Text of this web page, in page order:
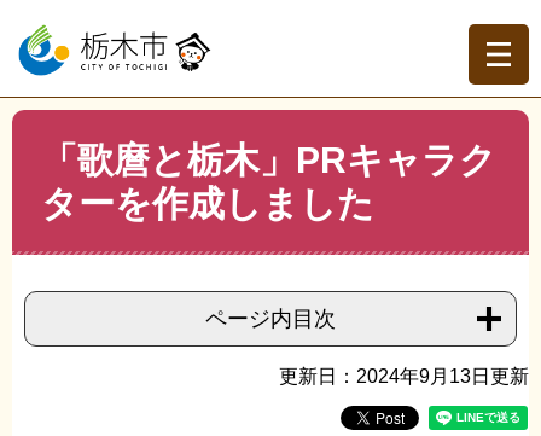
ー
の
先
ニ
ー
を
本
トップページ > 分類でさがす くらしの情報 >
地域づく
り・協働
地域活性化 >「歌麿と栃木」PRキャラクター
を作成しました
「歌麿と栃木」PRキャラク
ターを作成しました
ページ内目次
更新日：2024年9月13日更新